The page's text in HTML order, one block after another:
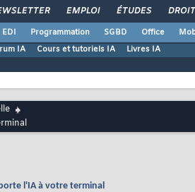
EMPLOI ÉTUDES DROIT
EDI Programmation SGBD Office
IA Cours et tutoriels IA Livres IA
l'IA à votre terminal